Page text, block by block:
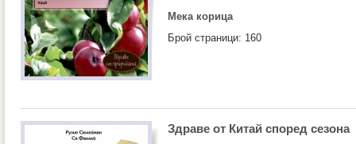
Мека корица
Брой страници: 160
Здраве от Китай според сезона